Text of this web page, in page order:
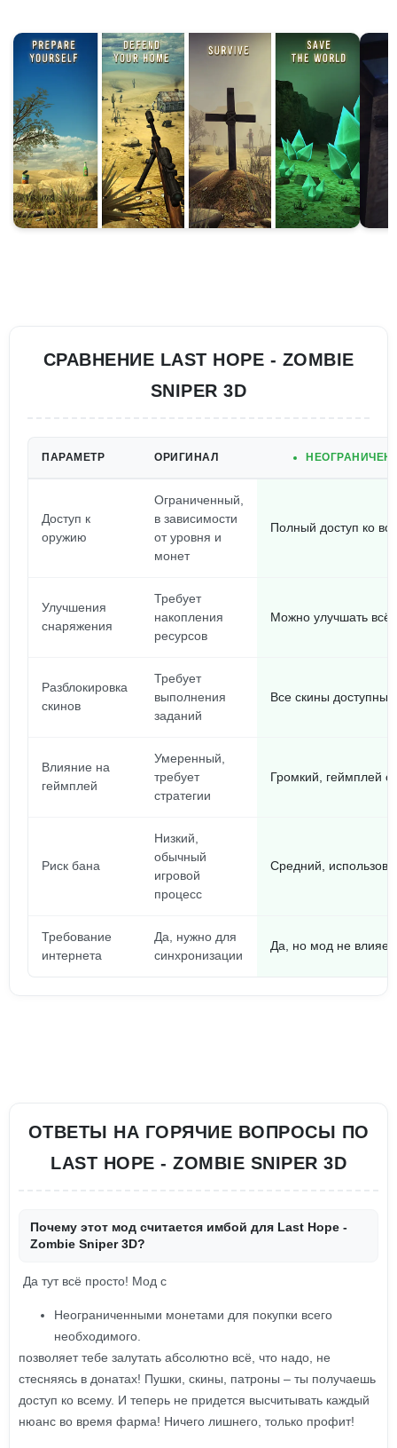
СРАВНЕНИЕ LAST HOPE - ZOMBIE
SNIPER 3D
ПАРАМЕТР ОРИГИНАЛ
Доступ к
оружию
Ограниченный,
в зависимости
от уровня и
монет
Полный доступ ко
Улучшения
снаряжения
Требует
накопления
ресурсов
Можно улучшать
Разблокировка
скинов
Требует
выполнения
заданий
Все скины доступны
Влияние на
геймплей
Умеренный,
требует
стратегии
Громкий, геймплей
Риск бана
Низкий,
обычный
игровой
процесс
Средний,
Требование
интернета
Да, нужно для
синхронизации
Да, но мод не влияет
ОТВЕТЫ НА ГОРЯЧИЕ ВОПРОСЫ ПО
LAST HOPE - ZOMBIE SNIPER 3D
Почему этот мод считается имбой для Last Hope -
Zombie Sniper 3D?
Да тут всё просто! Мод с
Неограниченными монетами для покупки всего
необходимого.
позволяет тебе залутать абсолютно всё, что надо, не
стесняясь в донатах! Пушки, скины, патроны – ты получаешь
доступ ко всему. И теперь не придется высчитывать каждый
нюанс во время фарма! Ничего лишнего, только профит!